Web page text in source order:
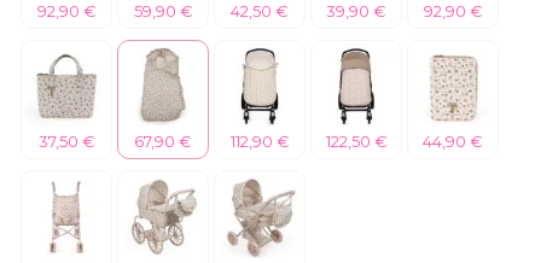
92,90 € 59,90 € 42,50 € 39,90 € 92,90 €
37,50 € 67,90 € 112,90 € 122,50 € 44,90 €